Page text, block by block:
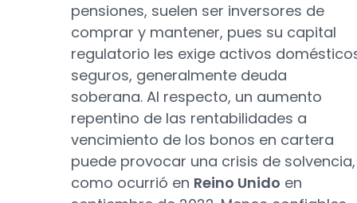
pensiones, suelen ser inversores de
comprar y mantener, pues su capital
regulatorio les exige activos
seguros, generalmente deuda
soberana. Al respecto, un aumento
repentino de las rentabilidades a
vencimiento de los bonos en cartera
puede provocar una crisis de solvencia,
como ocurrió en Reino Unido en